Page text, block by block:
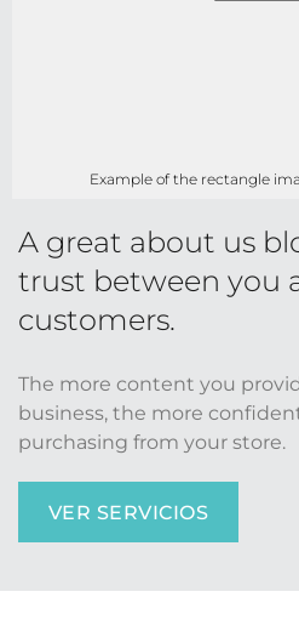
Example of the rectangle
A great about us
trust between you
customers.
The more content you
business, the more
purchasing from your store.
VER SERVICIOS